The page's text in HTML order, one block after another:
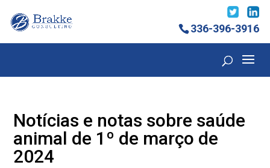
336-396-3916
Notícias e notas sobre saúde
animal de 1º de março de
2024